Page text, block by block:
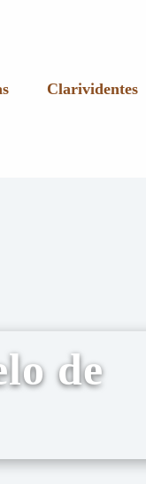
Clarividentes
de